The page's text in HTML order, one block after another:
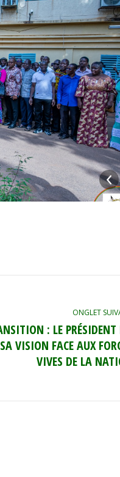
ONGLET
: LE PRÉSIDENT
VISION FACE AUX
VIVES DE LA